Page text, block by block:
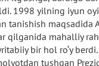
1998 yilning iyun
tanishish maqsadida
qilganida mahalliy
bir hol ro‘y
tushgan